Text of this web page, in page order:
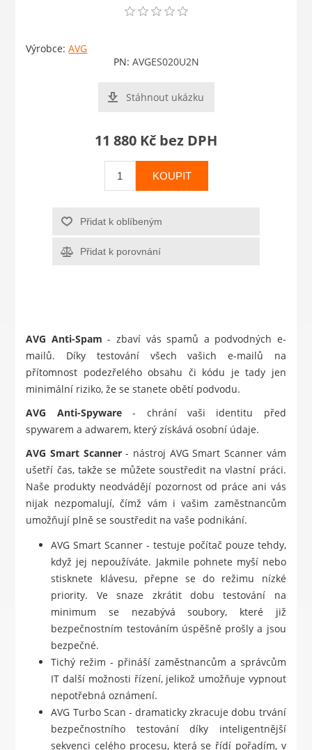
Výrobce: AVG
PN: AVGES020U2N
Stáhnout ukázku
11 880 Kč bez DPH
KOUPIT
Přidat k oblíbeným
Přidat k porovnání
AVG Anti-Spam - zbaví vás spamů a podvodných e-
mailů. Díky testování všech vašich e-mailů na
přítomnost podezřelého obsahu či kódu je tady jen
minimální riziko, že se stanete obětí podvodu.
AVG Anti-Spyware- chrání vaši identitu před
spywarem a adwarem, který získává osobní údaje.
AVG Smart Scanner- nástroj AVG Smart Scanner vám
ušetří čas, takže se můžete soustředit na vlastní práci.
Naše produkty neodvádějí pozornost od práce ani vás
nijak nezpomalují, čímž vám i vašim zaměstnancům
umožňují plně se soustředit na vaše podnikání.
AVG Smart Scanner - testuje počítač pouze tehdy,
když jej nepoužíváte. Jakmile pohnete myší nebo
stisknete klávesu, přepne se do režimu nízké
priority. Ve snaze zkrátit dobu testování na
minimum se nezabývá soubory, které již
bezpečnostním testováním úspěšně prošly a jsou
bezpečné.
Tichý režim - přináší zaměstnancům a správcům
IT další možnosti řízení, jelikož umožňuje vypnout
nepotřebná oznámení.
AVG Turbo Scan - dramaticky zkracuje dobu trvání
bezpečnostního testování díky inteligentnější
sekvenci celého procesu, která se řídí pořadím, v